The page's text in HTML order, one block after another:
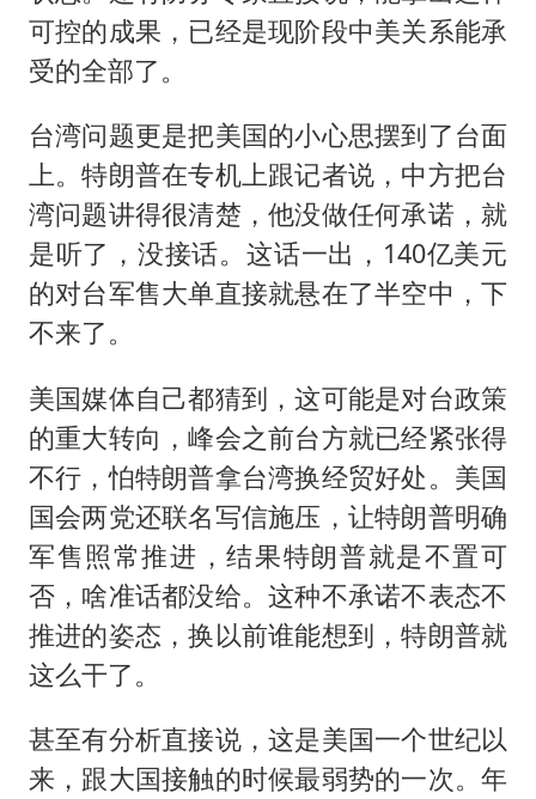
可控的成果，已经是现阶段中美关系能承
受的全部了。
台湾问题更是把美国的小心思摆到了台面
上。特朗普在专机上跟记者说，中方把台
湾问题讲得很清楚，他没做任何承诺，就
是听了，没接话。这话一出，140亿美元
的对台军售大单直接就悬在了半空中，下
不来了。
美国媒体自己都猜到，这可能是对台政策
的重大转向，峰会之前台方就已经紧张得
不行，怕特朗普拿台湾换经贸好处。美国
国会两党还联名写信施压，让特朗普明确
军售照常推进，结果特朗普就是不置可
否，啥准话都没给。这种不承诺不表态不
推进的姿态，换以前谁能想到，特朗普就
这么干了。
甚至有分析直接说，这是美国一个世纪以
来，跟大国接触的时候最弱势的一次。年